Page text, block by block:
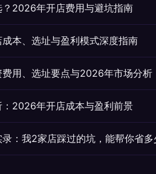
2026年开店费用与避坑指南
本、选址与盈利模式深度指南
用、选址要点与2026年市场分析
2026年开店成本与盈利前景
：我2家店踩过的坑，能帮你省多